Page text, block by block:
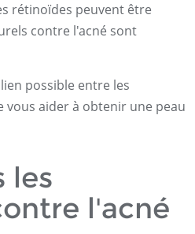
rétinoïdes peuvent être
contre l'acné sont
possible entre les
aider à obtenir une peau
les
l'acné